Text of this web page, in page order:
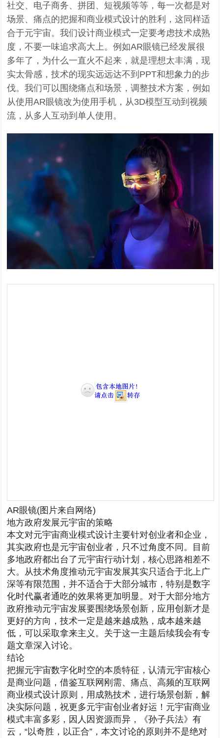
社交、电子商务、拼团、短视频等等，每一次都是对
场景、痛点的把握和商业模式设计的胜利，这同样适
合于元宇宙。我们设计商业模式一定要考虑技术成熟
度，不要一味追求高大上。例如AR眼镜已经发展很
多年了，为什么一直火不起来，就是理想太丰满，现
实太骨感，技术的现实远远达不到PPT和想象力的步
伐。我们可以围绕痛点和场景，调整技术方案，例如
从使用AR眼镜改为使用手机，从3D模型互动到视频
流，从多人互动到单人使用。
AR眼镜(图片来自网络)
地方政府发展元宇宙的策略
本文对元宇宙商业模式设计主要针对创业者和企业，
其实政府也是元宇宙创业者，只不过角度不同。目前
多地政府都出台了元宇宙行动计划，核心思路相差不
大。从技术角度推动元宇宙发展其实只适合于北上广
深等有限范围，并不适合于大部分城市，特别是数字
化时代赢者通吃的效果将更加明显。对于大部分地方
政府推动元宇宙发展要围绕场景创新，应用创新才是
更好的方向，技术一定是越来越成熟，成本越来越
低，可以采取拿来主义。关于这一主题后续我会有专
题文章深入讨论。
结论
把握元宇宙数字化时空的本质特征，认清元宇宙核心
是商业问题，借鉴互联网刚需、痛点、高频的互联网
商业模式设计原则，用成熟技术，进行场景创新，解
决实际问题，祝更多元宇宙创业者好运！元宇宙商业
模式丰富多彩，因人因资源而异，《孙子兵法》有
云，“以奇胜，以正合”，本文讨论的原则并不是绝对